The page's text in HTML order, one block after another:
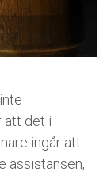
att det i
ingår att
assistansen,